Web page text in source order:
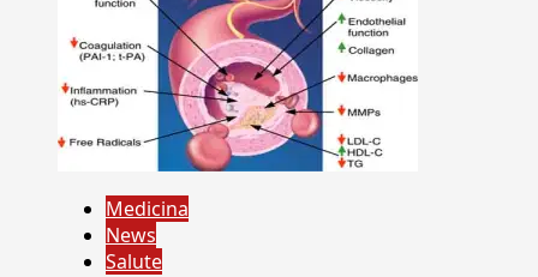
Medicina
News
Salute